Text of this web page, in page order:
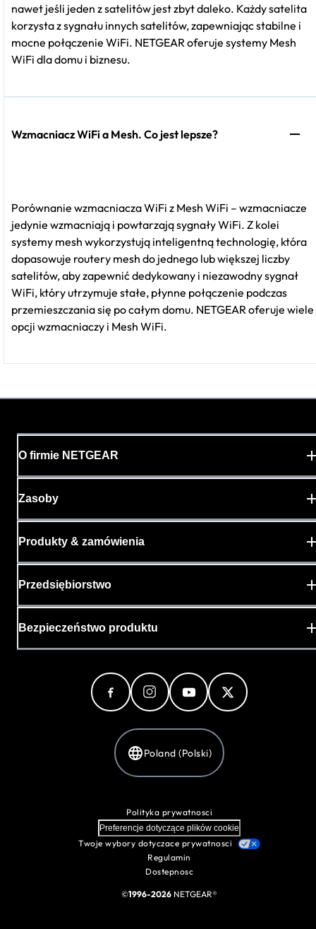
nawet jeśli jeden z satelitów jest zbyt daleko. Każdy satelita
korzysta z sygnału innych satelitów, zapewniając stabilne i
mocne połączenie WiFi. NETGEAR oferuje systemy Mesh
WiFi dla domu i biznesu.
Wzmacniacz WiFi a Mesh. Co jest lepsze?
Porównanie wzmacniacza WiFi z Mesh WiFi – wzmacniacze
jedynie wzmacniają i powtarzają sygnały WiFi. Z kolei
systemy mesh wykorzystują inteligentną technologię, która
dopasowuje routery mesh do jednego lub większej liczby
satelitów, aby zapewnić dedykowany i niezawodny sygnał
WiFi, który utrzymuje stałe, płynne połączenie podczas
przemieszczania się po całym domu. NETGEAR oferuje wiele
opcji wzmacniaczy i Mesh WiFi.
O firmie NETGEAR
Zasoby
Produkty & zamówienia
Przedsiębiorstwo
Bezpieczeństwo produktu
Poland (Polski)
Polityka prywatnosci
Preferencje dotyczące plików cookie
Twoje wybory dotyczace prywatnosci
Regulamin
Dostepnosc
©1996-2026 NETGEAR®